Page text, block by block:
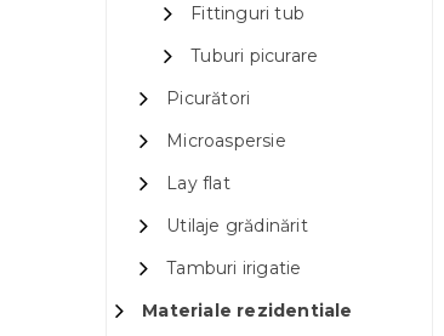
Fittinguri tub
Tuburi picurare
Picurători
Microaspersie
Lay flat
Utilaje grădinărit
Tamburi irigatie
Materiale rezidentiale